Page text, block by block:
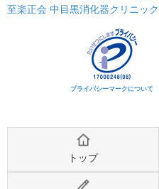
至楽正会 中目黒消化器クリニック
プライバシーマークについて
トップ